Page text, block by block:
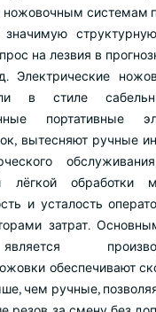
системам
на лезвия в
Электрические
в стиле
портативные
вытесняют ручные
обработки
и усталость
затрат.
обеспечивают
чем ручные,